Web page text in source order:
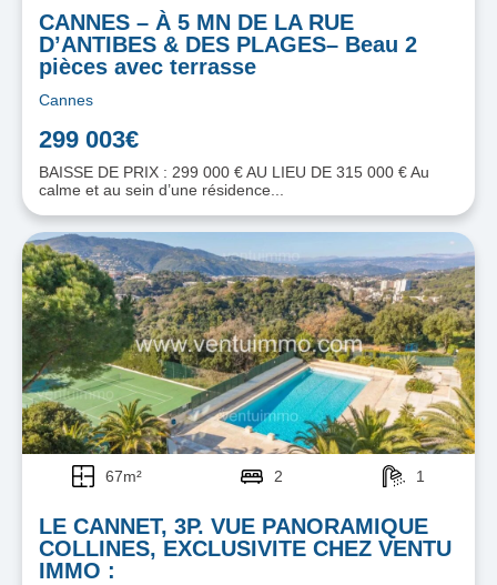
CANNES – À 5 MN DE LA RUE
D’ANTIBES & DES PLAGES– Beau 2
pièces avec terrasse
Cannes
299 003€
BAISSE DE PRIX : 299 000 € AU LIEU DE 315 000 € Au
calme et au sein d’une résidence...
67m² 2 1
LE CANNET, 3P. VUE PANORAMIQUE
COLLINES, EXCLUSIVITE CHEZ VENTU
IMMO :